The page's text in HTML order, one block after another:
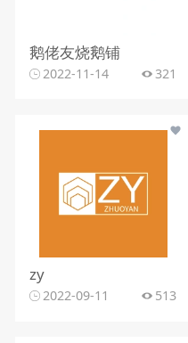
鹅佬友烧鹅铺
2022-11-14 321
zy
2022-09-11 513